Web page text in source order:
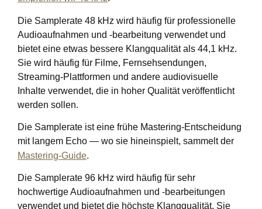
Die Samplerate 48 kHz wird häufig für professionelle
Audioaufnahmen und -bearbeitung verwendet und
bietet eine etwas bessere Klangqualität als 44,1 kHz.
Sie wird häufig für Filme, Fernsehsendungen,
Streaming-Plattformen und andere audiovisuelle
Inhalte verwendet, die in hoher Qualität veröffentlicht
werden sollen.
Die Samplerate ist eine frühe Mastering-Entscheidung
mit langem Echo — wo sie hineinspielt, sammelt der
Mastering-Guide.
Die Samplerate 96 kHz wird häufig für sehr
hochwertige Audioaufnahmen und -bearbeitungen
verwendet und bietet die höchste Klangqualität. Sie